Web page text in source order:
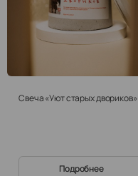
Свеча «Уют старых двориков»
Подробнее